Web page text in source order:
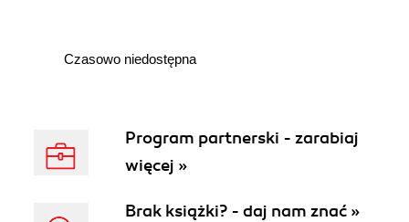
Czasowo niedostępna
Program partnerski - zarabiaj
więcej »
Brak książki? - daj nam znać »